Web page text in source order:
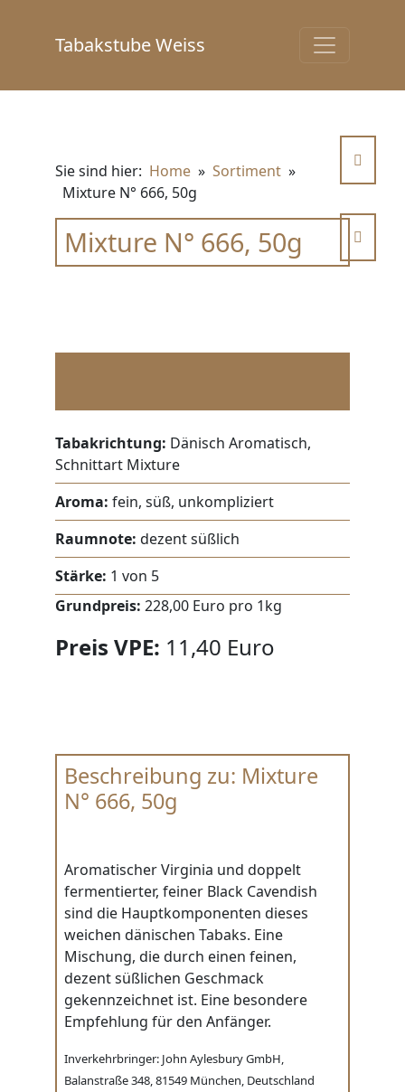
Tabakstube Weiss
Sie sind hier: Home » Sortiment »
Mixture N° 666, 50g
Mixture N° 666, 50g
Tabakrichtung: Dänisch Aromatisch,
Schnittart Mixture
Aroma: fein, süß, unkompliziert
Raumnote: dezent süßlich
Stärke: 1 von 5
Grundpreis: 228,00 Euro pro 1kg
Preis VPE: 11,40 Euro
Beschreibung zu: Mixture
N° 666, 50g
Aromatischer Virginia und doppelt
fermentierter, feiner Black Cavendish
sind die Hauptkomponenten dieses
weichen dänischen Tabaks. Eine
Mischung, die durch einen feinen,
dezent süßlichen Geschmack
gekennzeichnet ist. Eine besondere
Empfehlung für den Anfänger.
Inverkehrbringer: John Aylesbury GmbH,
Balanstraße 348, 81549 München, Deutschland